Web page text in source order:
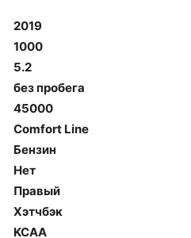
2019
1000
5.2
без пробега
45000
Comfort Line
Бензин
Нет
Правый
Хэтчбэк
KCAA